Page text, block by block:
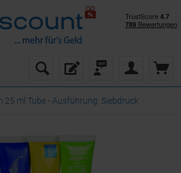
25 ml Tube - Ausführung: Siebdruck